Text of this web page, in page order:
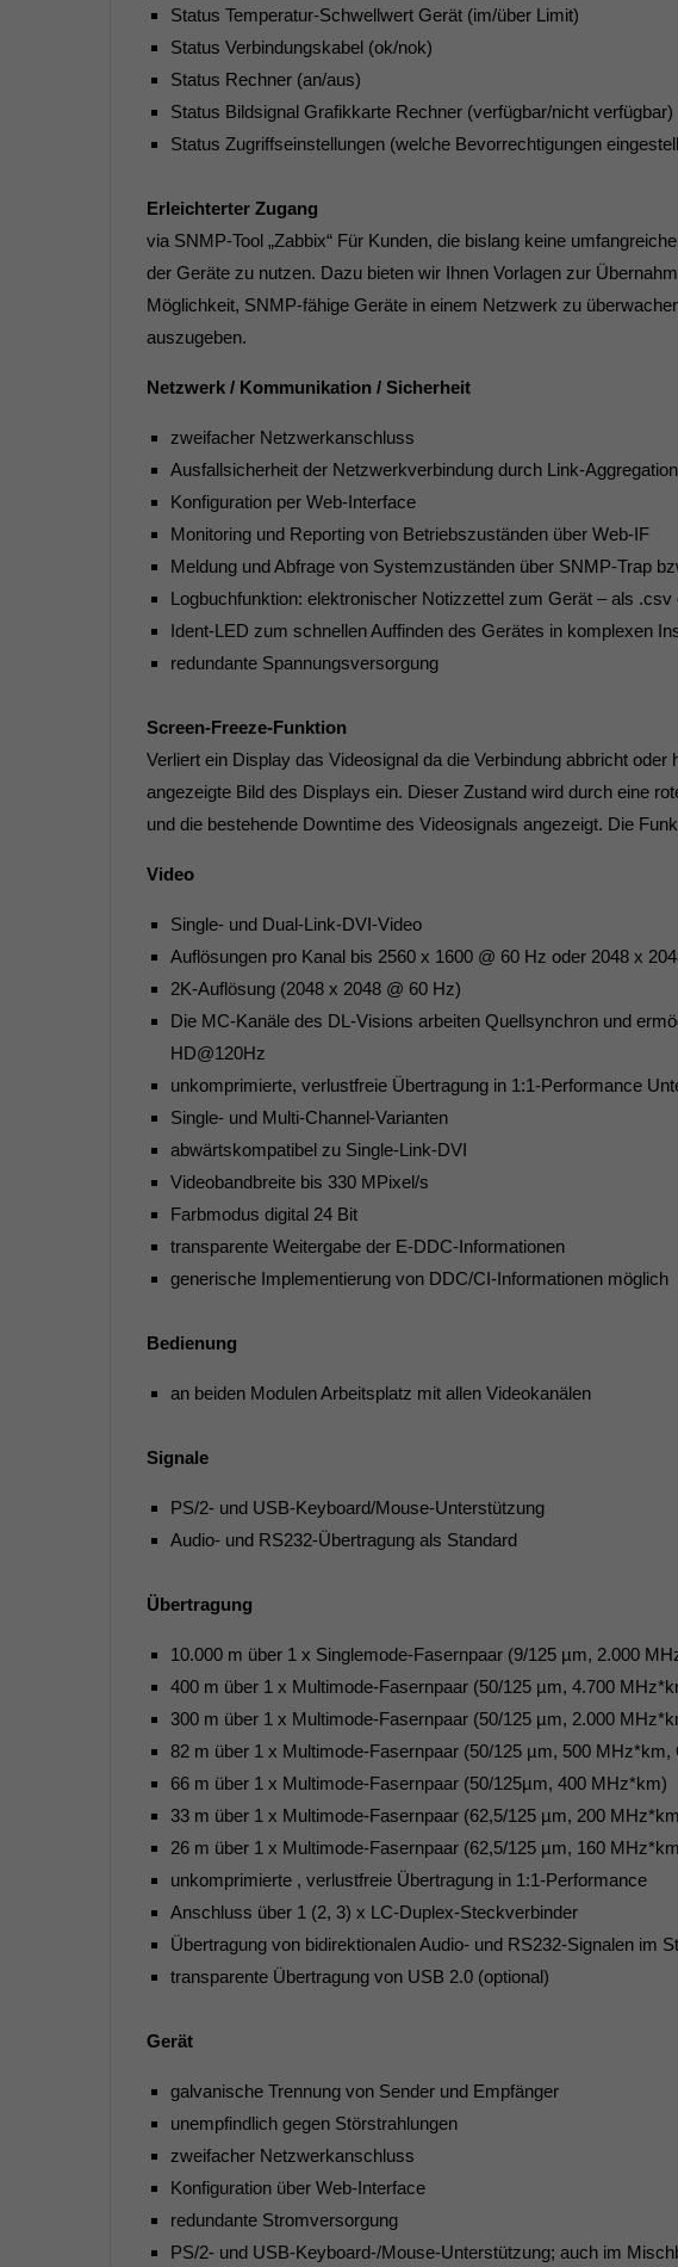
Status Temperatur-Schwellwert Gerät (im/über Limit)
Status Verbindungskabel (ok/nok)
Status Rechner (an/aus)
Status Bildsignal Grafikkarte Rechner (verfügbar/nicht verfügbar)
Status Zugriffseinstellungen (welche Bevorrechtigungen
Erleichterter Zugang
via SNMP-Tool „Zabbix“ Für Kunden, die bislang keine
der Geräte zu nutzen. Dazu bieten wir Ihnen Vorlagen zur
Möglichkeit, SNMP-fähige Geräte in einem Netzwerk zu
auszugeben.
Netzwerk / Kommunikation / Sicherheit
zweifacher Netzwerkanschluss
Ausfallsicherheit der Netzwerkverbindung durch Link-Aggregation
Konfiguration per Web-Interface
Monitoring und Reporting von Betriebszuständen über Web-IF
Meldung und Abfrage von Systemzuständen über SNMP-Trap
Logbuchfunktion: elektronischer Notizzettel zum Gerät – als .csv
Ident-LED zum schnellen Auffinden des Gerätes in komplexen
redundante Spannungsversorgung
Screen-Freeze-Funktion
Verliert ein Display das Videosignal da die Verbindung abbricht
angezeigte Bild des Displays ein. Dieser Zustand wird durch eine
und die bestehende Downtime des Videosignals angezeigt. Die
Video
Single- und Dual-Link-DVI-Video
Auflösungen pro Kanal bis 2560 x 1600 @ 60 Hz oder 2048 x
2K-Auflösung (2048 x 2048 @ 60 Hz)
Die MC-Kanäle des DL-Visions arbeiten Quellsynchron und
HD@120Hz
unkomprimierte, verlustfreie Übertragung in 1:1-Performance
Single- und Multi-Channel-Varianten
abwärtskompatibel zu Single-Link-DVI
Videobandbreite bis 330 MPixel/s
Farbmodus digital 24 Bit
transparente Weitergabe der E-DDC-Informationen
generische Implementierung von DDC/CI-Informationen möglich
Bedienung
an beiden Modulen Arbeitsplatz mit allen Videokanälen
Signale
PS/2- und USB-Keyboard/Mouse-Unterstützung
Audio- und RS232-Übertragung als Standard
Übertragung
10.000 m über 1 x Singlemode-Fasernpaar (9/125 µm, 2.000
400 m über 1 x Multimode-Fasernpaar (50/125 µm, 4.700
300 m über 1 x Multimode-Fasernpaar (50/125 µm, 2.000
82 m über 1 x Multimode-Fasernpaar (50/125 µm, 500 MHz*km,
66 m über 1 x Multimode-Fasernpaar (50/125µm, 400 MHz*km)
33 m über 1 x Multimode-Fasernpaar (62,5/125 µm, 200
26 m über 1 x Multimode-Fasernpaar (62,5/125 µm, 160
unkomprimierte , verlustfreie Übertragung in 1:1-Performance
Anschluss über 1 (2, 3) x LC-Duplex-Steckverbinder
Übertragung von bidirektionalen Audio- und RS232-Signalen im
transparente Übertragung von USB 2.0 (optional)
Gerät
galvanische Trennung von Sender und Empfänger
unempfindlich gegen Störstrahlungen
zweifacher Netzwerkanschluss
Konfiguration über Web-Interface
redundante Stromversorgung
PS/2- und USB-Keyboard-/Mouse-Unterstützung; auch im